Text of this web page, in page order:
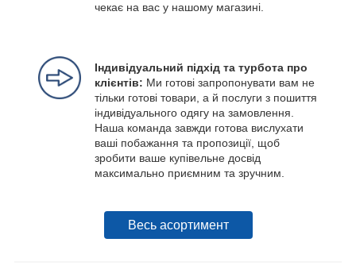
чекає на вас у нашому магазині.
Індивідуальний підхід та турбота про
клієнтів: Ми готові запропонувати вам не
тільки готові товари, а й послуги з пошиття
індивідуального одягу на замовлення.
Наша команда завжди готова вислухати
ваші побажання та пропозиції, щоб
зробити ваше купівельне досвід
максимально приємним та зручним.
Весь асортимент